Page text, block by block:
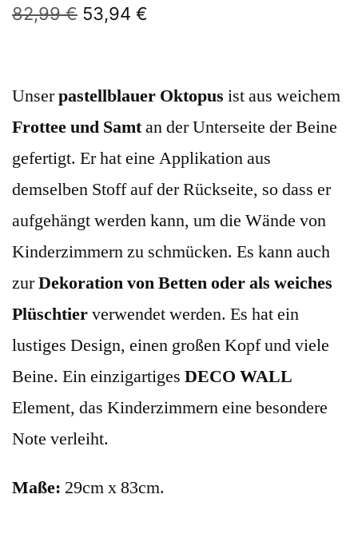
82,99€ 53,94 €
Unserpastellblauer Oktopus ist aus weichem
Frottee und Samtan der Unterseite der Beine
gefertigt. Er hateine Applikation aus
demselben Stoff auf der Rückseite, so dass er
aufgehängt werden kann, um die Wände von
Kinderzimmern zu schmücken. Es kann auch
zurDekoration von Betten oder als weiches
Plüschtierverwendet werden. Es hat ein
lustiges Design, einen großen Kopf und viele
Beine. Ein einzigartiges DECO WALL
Element, das Kinderzimmern eine besondere
Note verleiht.
Maße: 29cm x 83cm.